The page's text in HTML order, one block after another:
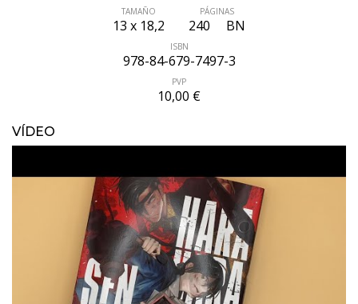
TAMAÑO
13 x 18,2
PÁGINAS
240 BN
ISBN
978-84-679-7497-3
PVP
10,00 €
VÍDEO
ÚLTIMO NÚMERO PUBLICADO